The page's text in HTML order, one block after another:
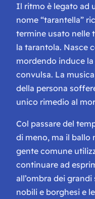
Il ritmo è legato ad
nome “tarantella”
termine usato nelle
la tarantola. Nasce
mordendo induce
convulsa. La
della persona
unico rimedio al
Col passare del
di meno, ma il ballo
gente comune
continuare ad
all’ombra dei
nobili e borghesi e